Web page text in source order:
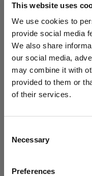
This website uses
We use cookies to
provide social media
We also share
our social media,
may combine it with
provided to them or
of their services.
Selection
Necessary
Preferences
OCF Softgrid Octa